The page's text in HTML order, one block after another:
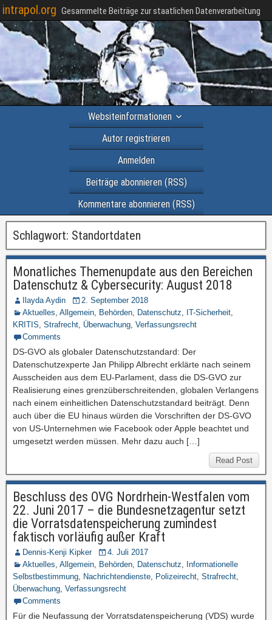
intrapol.org Gesammelte Beiträge zur staatlichen Datenverarbeitung
Websiteinformationen
Autor registrieren
Anmelden
Beiträge abonnieren (RSS)
Kommentare abonnieren (RSS)
Schlagwort: Standortdaten
Monatliches Themenupdate aus den Bereichen
Datenschutz & Cybersecurity: August 2018
Ilayda Aydin
2. September 2018
Aktuelles, Allgemein, Behörden, Datenschutz, IT-Sicherheit,
KRITIS, Strafrecht, Überwachung, Verfassungsrecht
Comments
DS-GVO als globaler Datenschutzstandard: Der
Datenschutzexperte Jan Philipp Albrecht erklärte nach seinem
Ausscheiden aus dem EU-Parlament, dass die DS-GVO zur
Realisierung eines grenzüberschreitenden, globalen Verlangens
nach einem einheitlichen Datenschutzstandard beiträgt. Denn
auch über die EU hinaus würden die Vorschriften der DS-GVO
von US-Unternehmen wie Facebook oder Apple beachtet und
umgesetzt werden müssen. Mehr dazu auch […]
Read Post
Beschluss des OVG Nordrhein-Westfalen vom
22. Juni 2017 – die Bundesnetzagentur setzt
die Vorratsdatenspeicherung zumindest
faktisch vorläufig außer Kraft
Dennis-Kenji Kipker
4. Juli 2017
Aktuelles, Allgemein, Behörden, Datenschutz, Informationelle
Selbstbestimmung, Nachrichtendienste, Polizeirecht, Strafrecht,
Überwachung, Verfassungsrecht
Comments
Für die Neufassung der Vorratsdatenspeicherung (VDS) wurde